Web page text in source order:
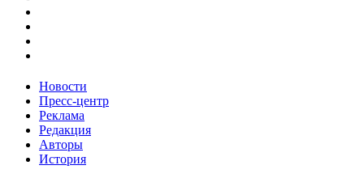
Новости
Пресс-центр
Реклама
Редакция
Авторы
История